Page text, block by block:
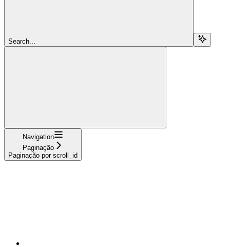
Search...
Navigation
Paginação
Paginação por scroll_id